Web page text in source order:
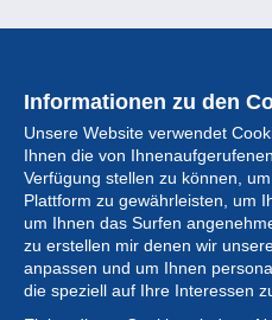
Informationen zu den
Unsere Website verwendet
Ihnen die von
Verfügung stellen zu können,
Plattform zu gewährleisten, um
um Ihnen das Surfen
zu erstellen mir denen wir
anpassen und um Ihnen
die speziell auf Ihre Interessen
Sammlung